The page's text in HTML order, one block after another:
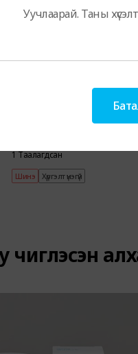
Атоми Cafe Arabica
1 Таалагдсан
Шинэ Хүргэлт үнэгүй
чиглэсэн
Уучлаарай. Таны